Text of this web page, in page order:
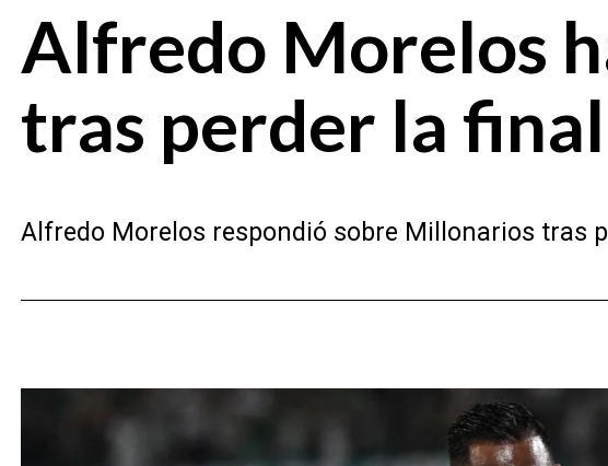
Alfredo Morelos
tras perder la
Alfredo Morelos respondió sobre Millonarios tras